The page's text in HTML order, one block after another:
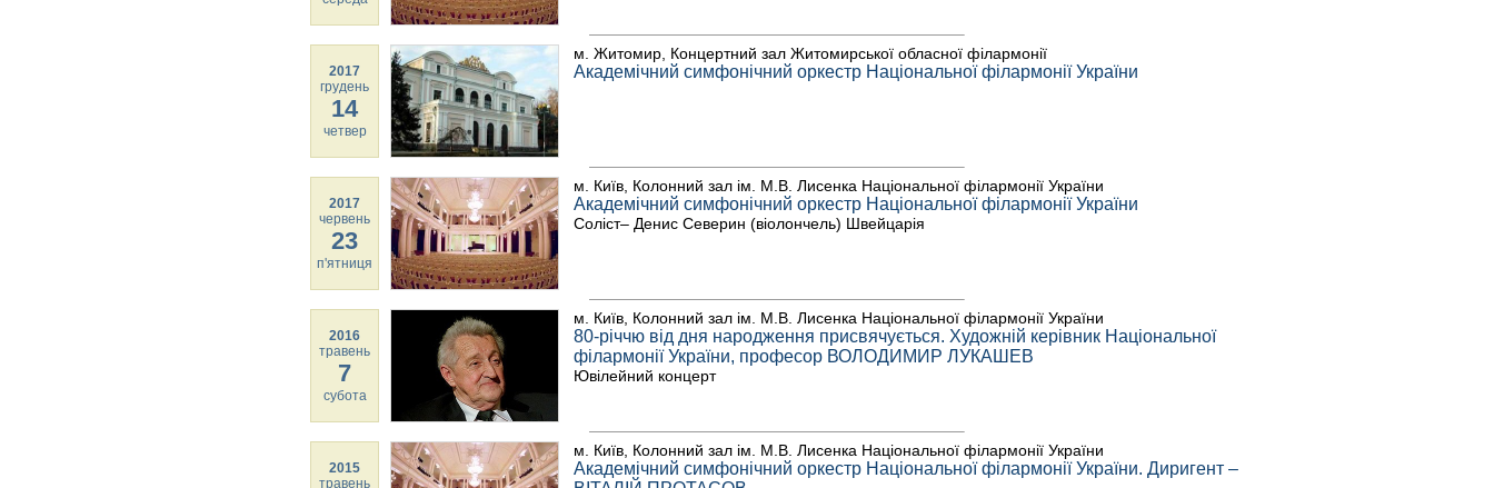
2017
грудень
14
четвер
м. Житомир, Концертний зал Житомирської обласної філармонії
Академічний симфонічний оркестр Національної філармонії України
2017
червень
23
п'ятниця
м. Київ, Колонний зал ім. М.В. Лисенка Національної філармонії України
Академічний симфонічний оркестр Національної філармонії України
Соліст– Денис Северин (віолончель) Швейцарія
2016
травень
7
субота
м. Київ, Колонний зал ім. М.В. Лисенка Національної філармонії України
80-річчю від дня народження присвячується. Художній керівник Національної
філармонії України, професор ВОЛОДИМИР ЛУКАШЕВ
Ювілейний концерт
2015
травень
м. Київ, Колонний зал ім. М.В. Лисенка Національної філармонії України
Академічний симфонічний оркестр Національної філармонії України. Диригент –